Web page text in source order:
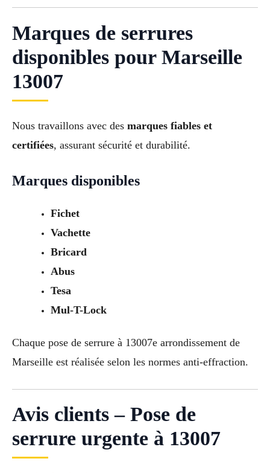
Marques de serrures
disponibles pour Marseille
13007
Nous travaillons avec des marques fiables et
certifiées, assurant sécurité et durabilité.
Marques disponibles
Fichet
Vachette
Bricard
Abus
Tesa
Mul-T-Lock
Chaque pose de serrure à 13007e arrondissement de
Marseille est réalisée selon les normes anti-effraction.
Avis clients – Pose de
serrure urgente à 13007